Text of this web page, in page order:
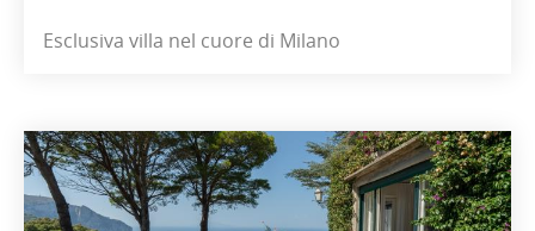
Esclusiva villa nel cuore di Milano